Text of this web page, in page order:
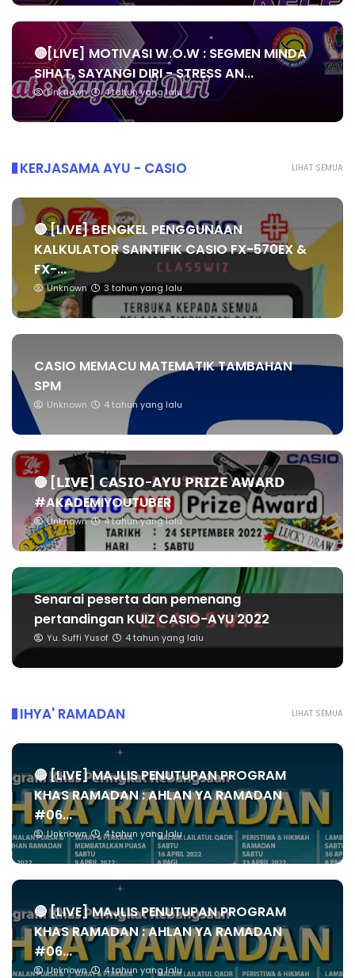
🔴[LIVE] MOTIVASI W.O.W : SEGMEN MINDA
SIHAT, SAYANGI DIRI - STRESS AN...
Unknown 4 tahun yang lalu
LIHAT SEMUA
KERJASAMA AYU - CASIO
🔴 [LIVE] BENGKEL PENGGUNAAN
KALKULATOR SAINTIFIK CASIO FX-570EX &
FX-...
Unknown 3 tahun yang lalu
CASIO MEMACU MATEMATIK TAMBAHAN
SPM
Unknown 4 tahun yang lalu
🔴 [𝗟𝗜𝗩𝗘] 𝗖𝗔𝗦𝗜𝗢-𝗔𝗬𝗨 𝗣𝗥𝗜𝗭𝗘 𝗔𝗪𝗔𝗥𝗗
#AKADEMIYOUTUBER
Unknown 4 tahun yang lalu
Senarai peserta dan pemenang
pertandingan KUIZ CASIO-AYU 2022
Yu. Suffi Yusof 4 tahun yang lalu
LIHAT SEMUA
IHYA' RAMADAN
🔴 [LIVE] MAJLIS PENUTUPAN PROGRAM
KHAS RAMADAN : AHLAN YA RAMADAN
#06...
Unknown 4 tahun yang lalu
🔴 [LIVE] MAJLIS PENUTUPAN PROGRAM
KHAS RAMADAN : AHLAN YA RAMADAN
#06...
Unknown 4 tahun yang lalu